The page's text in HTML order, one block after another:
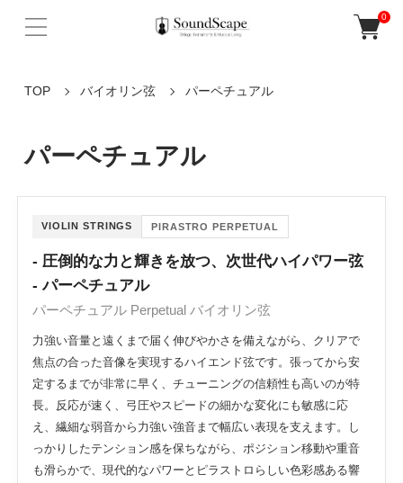
0
TOP バイオリン弦 パーペチュアル
パーペチュアル
VIOLIN STRINGS PIRASTRO PERPETUAL
- 圧倒的な力と輝きを放つ、次世代ハイパワー弦
- パーペチュアル
パーペチュアル Perpetual バイオリン弦
力強い音量と遠くまで届く伸びやかさを備えながら、クリアで
焦点の合った音像を実現するハイエンド弦です。張ってから安
定するまでが非常に早く、チューニングの信頼性も高いのが特
長。反応が速く、弓圧やスピードの細かな変化にも敏感に応
え、繊細な弱音から力強い強音まで幅広い表現を支えます。し
っかりしたテンション感を保ちながら、ポジション移動や重音
も滑らかで、現代的なパワーとピラストロらしい色彩感ある響